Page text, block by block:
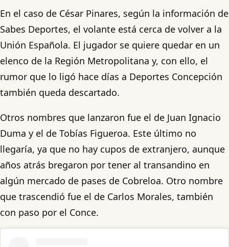
En el caso de César Pinares, según la información de
Sabes Deportes, el volante está cerca de volver a la
Unión Española. El jugador se quiere quedar en un
elenco de la Región Metropolitana y, con ello, el
rumor que lo ligó hace días a Deportes Concepción
también queda descartado.
Otros nombres que lanzaron fue el de Juan Ignacio
Duma y el de Tobías Figueroa. Este último no
llegaría, ya que no hay cupos de extranjero, aunque
años atrás bregaron por tener al transandino en
algún mercado de pases de Cobreloa. Otro nombre
que trascendió fue el de Carlos Morales, también
con paso por el Conce.